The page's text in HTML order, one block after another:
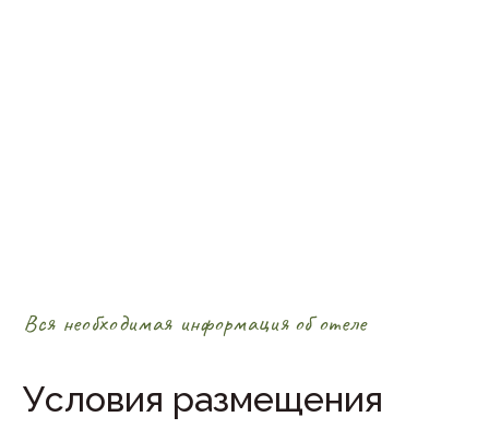
Вся необходимая информация об отеле
Условия размещения